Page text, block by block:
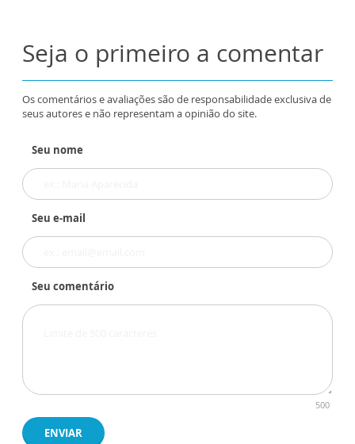
Seja o primeiro a comentar
Os comentários e avaliações são de responsabilidade exclusiva de
seus autores e não representam a opinião do site.
Seu nome
Seu e-mail
Seu comentário
500
ENVIAR